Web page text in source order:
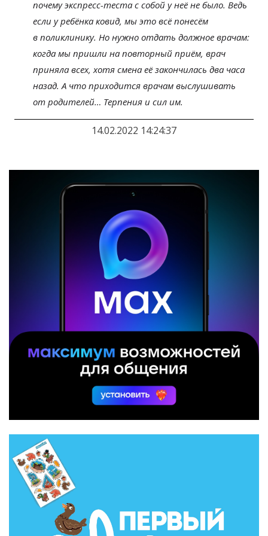
почемуэкспресс-теста с собой у неё не было. Ведь
если у ребёнка ковид, мы это всё понесём
в поликлинику. Но нужно отдать должное врачам:
когда мы пришли на повторный приём, врач
приняла всех, хотя смена её закончилась два часа
назад. А что приходится врачам выслушивать
от родителей… Терпения и сил им.
14.02.2022 14:24:37